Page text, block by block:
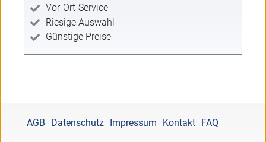
Vor-Ort-Service
Riesige Auswahl
Günstige Preise
AGB Datenschutz Impressum Kontakt FAQ